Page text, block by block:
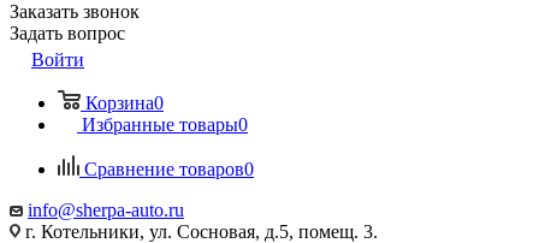
Заказать звонок
Задать вопрос
Войти
Корзина0
Избранные товары0
Сравнение товаров0
info@sherpa-auto.ru
г. Котельники, ул. Сосновая, д.5, помещ. 3.